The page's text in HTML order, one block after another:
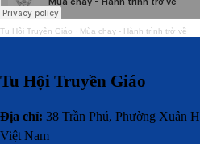
Tu Hội Truyền Giáo · Mùa chay - Hành trình trở về
Tu Hội Truyền Giáo
Địa chỉ: 38 Trần Phú, Phường Xuân
Việt Nam